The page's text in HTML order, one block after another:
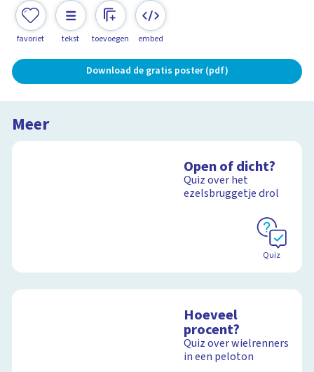
favoriet tekst toevoegen embed
Download de gratis poster (pdf)
Meer
Open of dicht?
Quiz over het
ezelsbruggetje drol
Quiz
Hoeveel
procent?
Quiz over wielrenners
in een peloton